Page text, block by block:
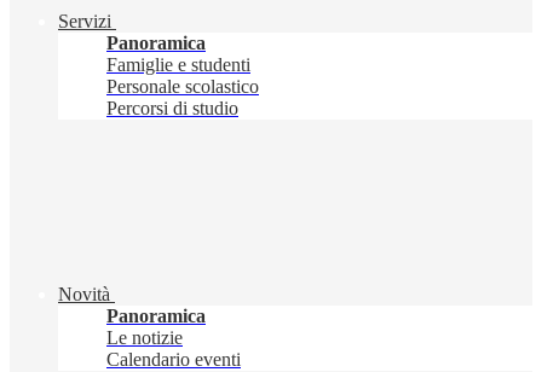
Servizi
Panoramica
Famiglie e studenti
Personale scolastico
Percorsi di studio
Novità
Panoramica
Le notizie
Calendario eventi